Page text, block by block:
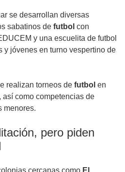
se desarrollan diversas
sabatinos de futbol con
y una escuelita de futbol
y jóvenes en turno vespertino de
realizan torneos de futbol en
como competencias de
menores.
pero piden